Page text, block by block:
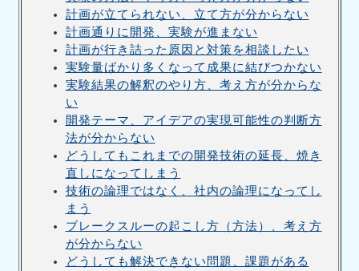
計画が立てられない、立て方が分からない
計画通りに開発、実験が進まない
計画が行き詰った原因と対策を相談したい
実験量ばかり多くなって成果に結びつかない
実験結果の解釈のやり方、考え方が分からな
い
開発テーマ、アイデアの実現可能性の判断方
法が分からない
どうしてもこれまでの開発技術の延長、焼き
直しになってしまう
技術の論理ではなく、社内の論理になってし
まう
ブレークスルーの起こし方（方法）、考え方
が分からない
どうしても解決できない問題、課題がある